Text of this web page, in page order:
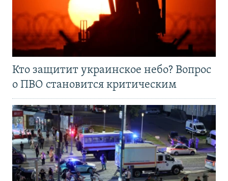
Кто защитит украинское небо? Вопрос
о ПВО становится критическим